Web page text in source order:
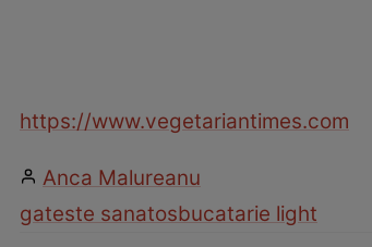
https://www.vegetariantimes.com
Anca Malureanu
gateste sanatosbucatarie light